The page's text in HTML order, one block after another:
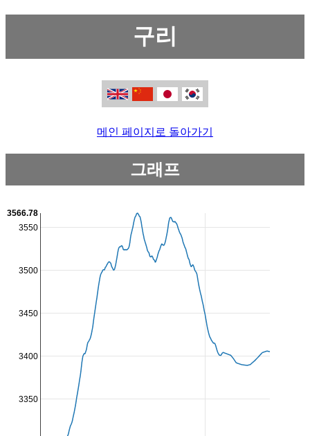
구리
메인 페이지로 돌아가기
그래프
3350
3400
3450
3500
3550
3566.78